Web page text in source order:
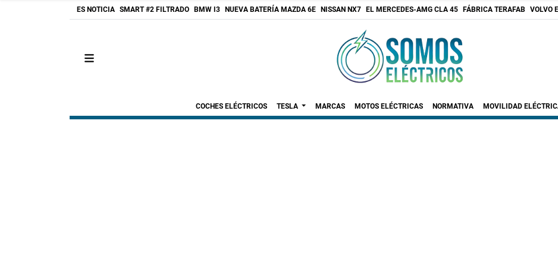
ES NOTICIA SMART #2 FILTRADO BMW I3 NUEVA BATERÍA MAZDA 6E NISSAN NX7 EL MERCEDES-AMG CLA 45 FÁBRICA TERAFAB VOLVO
COCHES ELÉCTRICOS TESLA MARCAS MOTOS ELÉCTRICAS NORMATIVA MOVILIDAD